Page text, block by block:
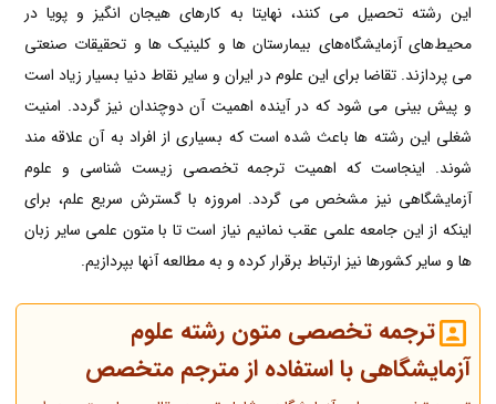
این رشته تحصیل می کنند، نهایتا به کارهای هیجان انگیز و پویا در
محیط‌های آزمایشگاه‌های بیمارستان ها و کلینیک ها و تحقیقات صنعتی
می پردازند. تقاضا برای این علوم در ایران و سایر نقاط دنیا بسیار زیاد است
و پیش بینی می شود که در آینده اهمیت آن دوچندان نیز گردد. امنیت
شغلی این رشته ها باعث شده است که بسیاری از افراد به آن علاقه مند
شوند. اینجاست که اهمیت ترجمه تخصصی زیست شناسی و علوم
آزمایشگاهی نیز مشخص می گردد. امروزه با گسترش سریع علم، برای
اینکه از این جامعه علمی عقب نمانیم نیاز است تا با متون علمی سایر زبان
ها و سایر کشورها نیز ارتباط برقرار کرده و به مطالعه آنها بپردازیم.
ترجمه تخصصی متون رشته علوم
آزمایشگاهی با استفاده از مترجم متخصص